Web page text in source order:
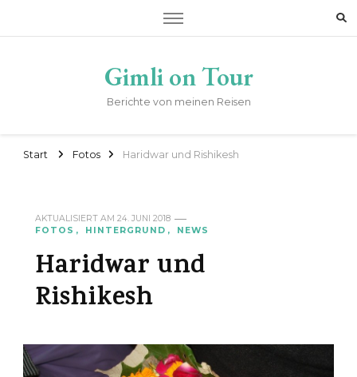
Gimli on Tour
Berichte von meinen Reisen
Start Fotos Haridwar und Rishikesh
AKTUALISIERT AM 24. JUNI 2018
FOTOS
HINTERGRUND NEWS
Haridwar und
Rishikesh